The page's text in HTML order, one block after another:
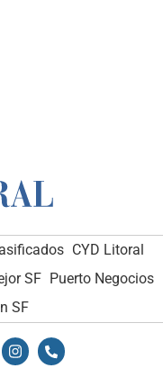
CYD Litoral
SF Puerto Negocios
SF